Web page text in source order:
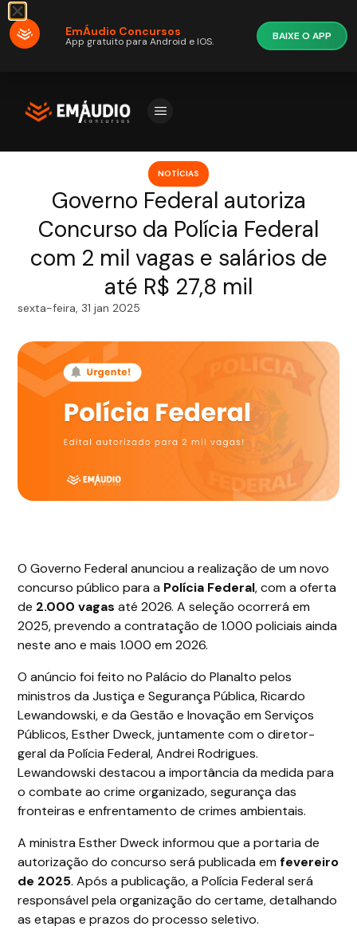
NOTÍCIAS
Governo Federal autoriza
Concurso da Polícia Federal
com 2 mil vagas e salários de
até R$ 27,8 mil
sexta-feira, 31 jan 2025
O Governo Federal anunciou a realização de um novo
concurso público para a Polícia Federal, com a oferta
de 2.000 vagas até 2026. A seleção ocorrerá em
2025, prevendo a contratação de 1.000 policiais ainda
neste ano e mais 1.000 em 2026.
O anúncio foi feito no Palácio do Planalto pelos
ministros da Justiça e Segurança Pública, Ricardo
Lewandowski, e da Gestão e Inovação em Serviços
Públicos, Esther Dweck, juntamente com o diretor-
geral da Polícia Federal, Andrei Rodrigues.
Lewandowski destacou a importância da medida para
o combate ao crime organizado, segurança das
fronteiras e enfrentamento de crimes ambientais.
A ministra Esther Dweck informou que a portaria de
autorização do concurso será publicada emfevereiro
de 2025. Após a publicação, a Polícia Federal será
responsável pela organização do certame, detalhando
as etapas e prazos do processo seletivo.
EmÁudio Concursos
App gratuito para Android e IOS. BAIXE O APP